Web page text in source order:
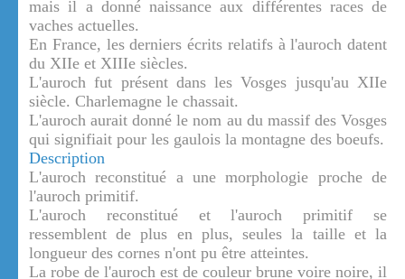
mais il a donné naissance aux différentes races de
vaches actuelles.
En France, les derniers écrits relatifs à l'auroch datent
du XIIe et XIIIe siècles.
L'auroch fut présent dans les Vosges jusqu'au XIIe
siècle. Charlemagne le chassait.
L'auroch aurait donné le nom au du massif des Vosges
qui signifiait pour les gaulois la montagne des boeufs.
Description
L'auroch reconstitué a une morphologie proche de
l'auroch primitif.
L'auroch reconstitué et l'auroch primitif se
ressemblent de plus en plus, seules la taille et la
longueur des cornes n'ont pu être atteintes.
La robe de l'auroch est de couleur brune voire noire, il